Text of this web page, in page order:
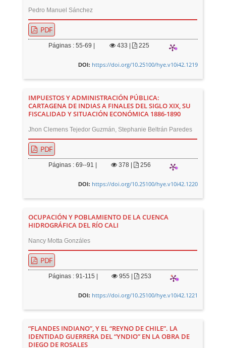
Pedro Manuel Sánchez
PDF
Páginas : 55-69 | 433 225
DOI: https://doi.org/10.25100/hye.v10i42.1219
IMPUESTOS Y ADMINISTRACIÓN PÚBLICA:
CARTAGENA DE INDIAS A FINALES DEL SIGLO XIX, SU
FISCALIDAD Y SITUACIÓN ECONÓMICA 1886-1890
Jhon Clemens Tejedor Guzmán, Stephanie Beltrán Paredes
PDF
Páginas : 69--91 | 378 256
DOI: https://doi.org/10.25100/hye.v10i42.1220
OCUPACIÓN Y POBLAMIENTO DE LA CUENCA
HIDROGRÁFICA DEL RÍO CALI
Nancy Motta Gonzáles
PDF
Páginas : 91-115 | 955 253
DOI: https://doi.org/10.25100/hye.v10i42.1221
“FLANDES INDIANO”, Y EL “REYNO DE CHILE”. LA
IDENTIDAD GUERRERA DEL “YNDIO” EN LA OBRA DE
DIEGO DE ROSALES